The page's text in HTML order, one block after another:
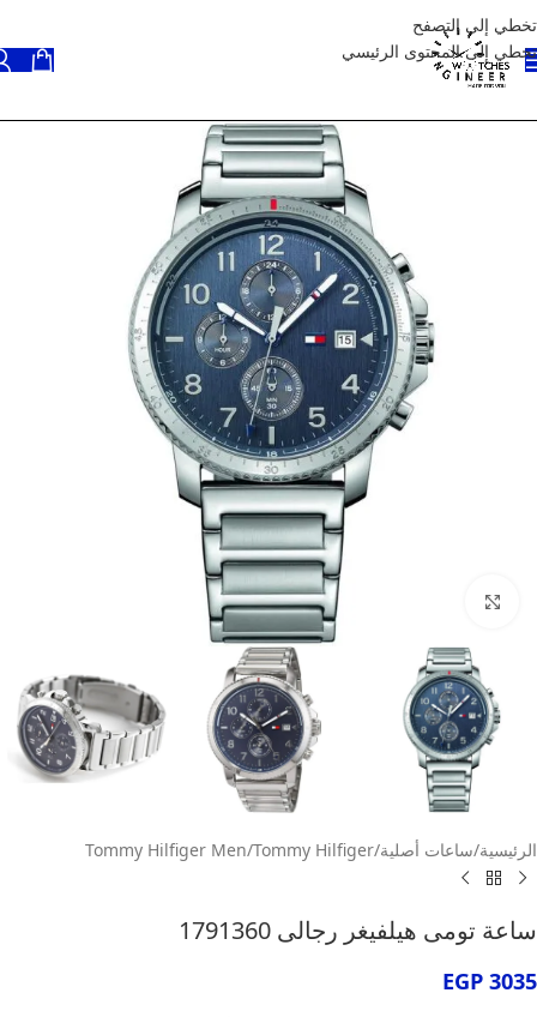
تخطي إلى التصفح
تخطي إلى المحتوى الرئيسي
الرئيسية/ساعات أصلية/
Tommy Hilfiger
/
Tommy Hilfiger Men
ساعة تومى هيلفيغر رجالى 1791360
EGP 3035